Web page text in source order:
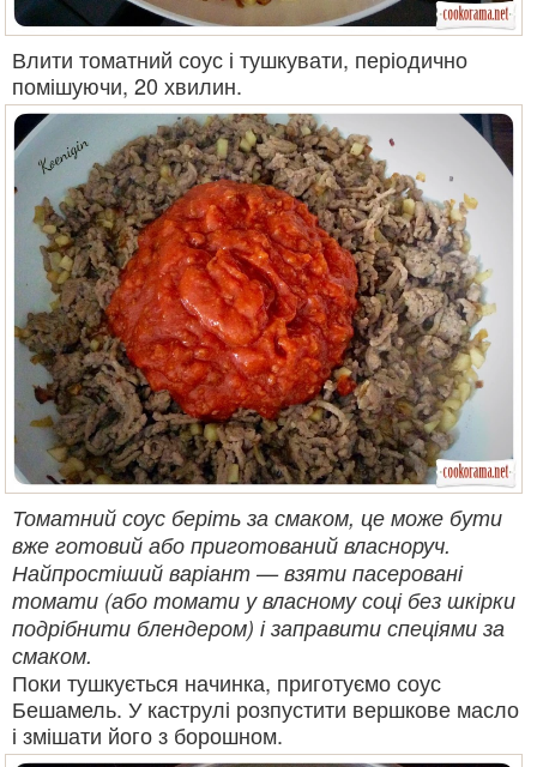
Влити томатний соус і тушкувати, періодично
помішуючи, 20 хвилин.
Томатний соус беріть за смаком, це може бути
вже готовий або приготований власноруч.
Найпростіший варіант — взяти пасеровані
томати (або томати у власному соці без шкірки
подрібнити блендером) і заправити спеціями за
смаком.
Поки тушкується начинка, приготуємо соус
Бешамель. У каструлі розпустити вершкове масло
і змішати його з борошном.